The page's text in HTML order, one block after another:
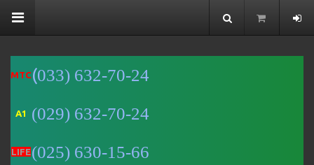
MTC (033) 632-70-24
A1 (029) 632-70-24
LIFE(025) 630-15-66